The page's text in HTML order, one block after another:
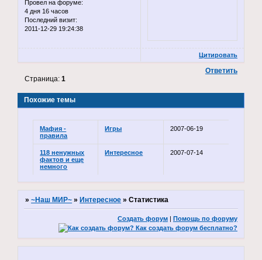
Провел на форуме:
4 дня 16 часов
Последний визит:
2011-12-29 19:24:38
Цитировать
Ответить
Страница:1
Похожие темы
Мафия -
правила
Игры 2007-06-19
118 ненужных
фактов и еще
немного
Интересное 2007-07-14
»~Наш МИР~ » Интересное »Статистика
Создать форум | Помощь по форуму